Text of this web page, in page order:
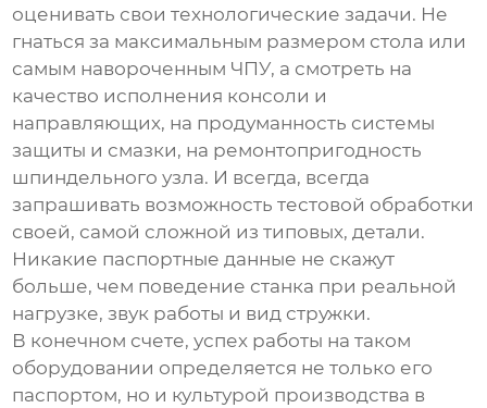
оценивать свои технологические задачи. Не
гнаться за максимальным размером стола или
самым навороченным ЧПУ, а смотреть на
качество исполнения консоли и
направляющих, на продуманность системы
защиты и смазки, на ремонтопригодность
шпиндельного узла. И всегда, всегда
запрашивать возможность тестовой обработки
своей, самой сложной из типовых, детали.
Никакие паспортные данные не скажут
больше, чем поведение станка при реальной
нагрузке, звук работы и вид стружки.
В конечном счете, успех работы на таком
оборудовании определяется не только его
паспортом, но и культурой производства в